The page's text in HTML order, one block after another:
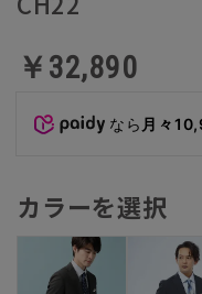
￥32,890
なら 月々
カラーを選択